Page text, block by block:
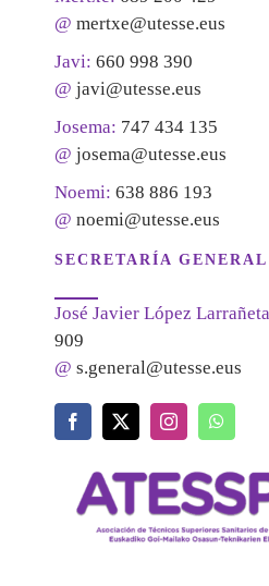
@ mertxe@utesse.eus
Javi: 660 998 390
@ javi@utesse.eus
Josema: 747 434 135
@ josema@utesse.eus
Noemi: 638 886 193
@ noemi@utesse.eus
SECRETARÍA GENERAL
José Javier López
909
@ s.general@utesse.eus